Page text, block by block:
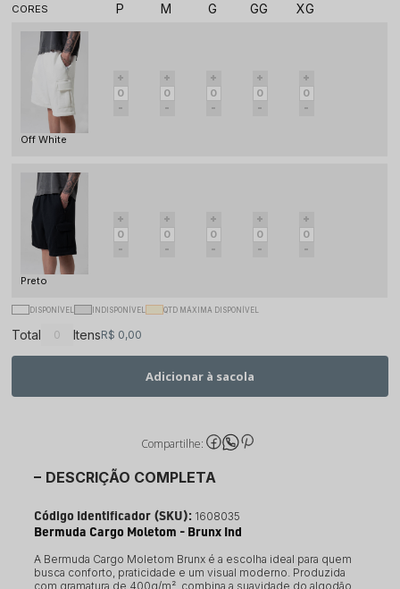
P M G GG XG
Off White
Preto
DISPONÍVEL INDISPONÍVEL QTD MÁXIMA DISPONÍVEL
Total ItensR$ 0,00
Adicionar à sacola
Compartilhe:
DESCRIÇÃO COMPLETA
Código Identificador (SKU):1608035
Bermuda Cargo Moletom - Brunx Ind
A Bermuda Cargo Moletom Brunx é a escolha ideal para quem
busca conforto, praticidade e um visual moderno. Produzida
com gramatura de 400g/m², combina a suavidade do algodão